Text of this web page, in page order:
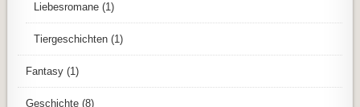
Liebesromane (1)
Tiergeschichten (1)
Fantasy (1)
Geschichte (8)